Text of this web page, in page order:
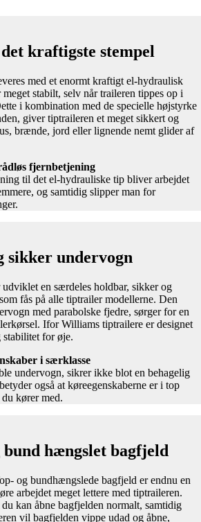
kraftigste stempel
med et enormt kraftigt el-hydraulisk
stabilt, selv når traileren tippes op i
i kombination med de specielle højstyrke
giver tiptraileren et meget sikkert og
brænde, jord eller lignende nemt glider af
fjernbetjening
til det el-hydrauliske tip bliver arbejdet
og samtidig slipper man for
sikker undervogn
en særdeles holdbar, sikker og
fås på alle tiptrailer modellerne. Den
med parabolske fjedre, sørger for en
Ifor Williams tiptrailere er designet
stabilitet for øje.
i særklasse
undervogn, sikrer ikke blot en behagelig
også at køreegenskaberne er i top
kører med.
hængslet bagfjeld
og bundhængslede bagfjeld er endnu en
arbejdet meget lettere med tiptraileren.
kan åbne bagfjelden normalt, samtidig
vil bagfjelden vippe udad og åbne,